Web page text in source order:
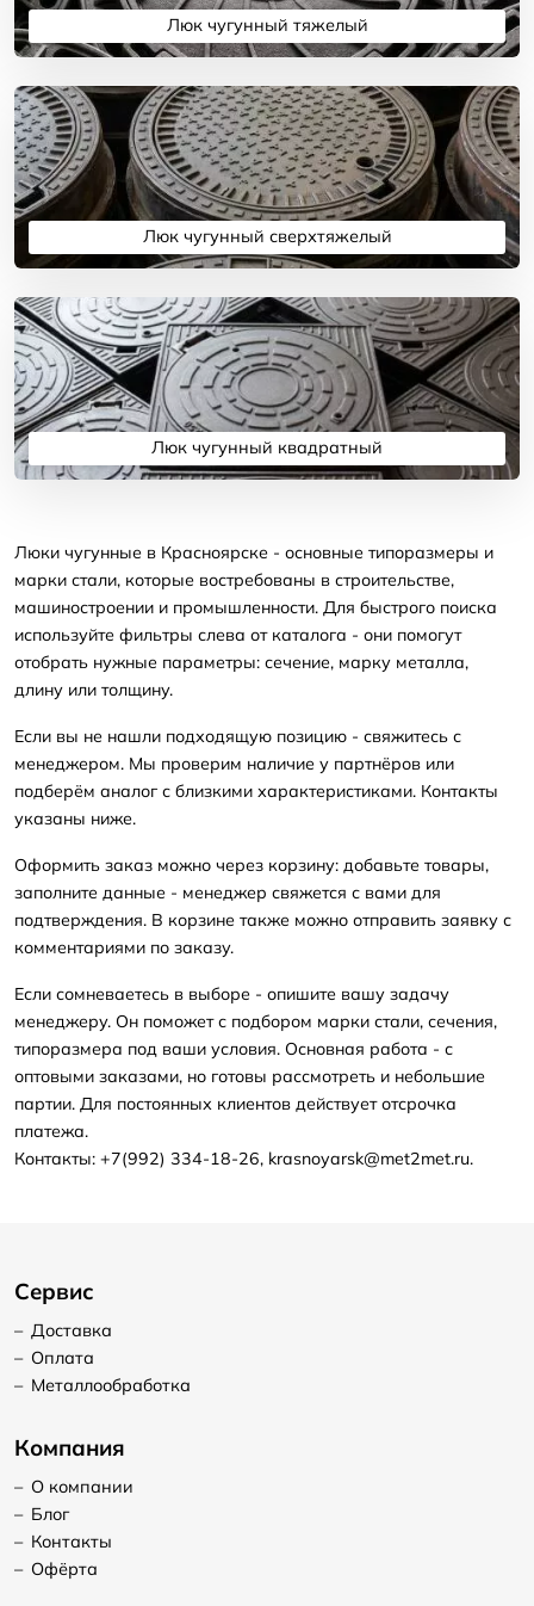
Люк чугунный тяжелый
Подробнее
Люк чугунный сверхтяжелый
Подробнее
Люк чугунный квадратный
Подробнее
Люки чугунные в Красноярске - основные типоразмеры и
марки стали, которые востребованы в строительстве,
машиностроении и промышленности. Для быстрого поиска
используйте фильтры слева от каталога - они помогут
отобрать нужные параметры: сечение, марку металла,
длину или толщину.
Если вы не нашли подходящую позицию - свяжитесь с
менеджером. Мы проверим наличие у партнёров или
подберём аналог с близкими характеристиками. Контакты
указаны ниже.
Оформить заказ можно через корзину: добавьте товары,
заполните данные - менеджер свяжется с вами для
подтверждения. В корзине также можно отправить заявку с
комментариями по заказу.
Если сомневаетесь в выборе - опишите вашу задачу
менеджеру. Он поможет с подбором марки стали, сечения,
типоразмера под ваши условия. Основная работа - с
оптовыми заказами, но готовы рассмотреть и небольшие
партии. Для постоянных клиентов действует отсрочка
платежа.
Контакты: +7(992) 334-18-26, krasnoyarsk@met2met.ru.
Сервис
– Доставка
– Оплата
– Металлообработка
Компания
– О компании
– Блог
– Контакты
– Офёрта